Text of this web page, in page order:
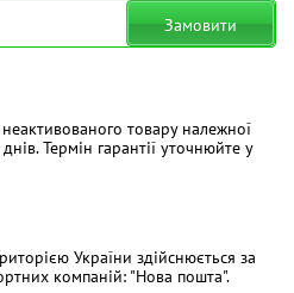
Замовити
товару належної
Термін гарантії уточнюйте у
України здійснюється за
компаній: "Нова пошта".